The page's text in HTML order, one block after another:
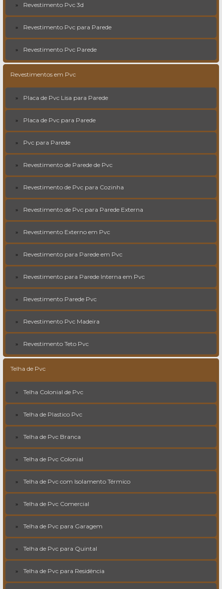
Revestimento Pvc 3d
Revestimento Pvc para Parede
Revestimento Pvc Parede
Revestimentos em Pvc
Placa de Pvc Lisa para Parede
Placa de Pvc para Parede
Pvc para Parede
Revestimento de Parede de Pvc
Revestimento de Pvc para Cozinha
Revestimento de Pvc para Parede Externa
Revestimento Externo em Pvc
Revestimento para Parede em Pvc
Revestimento para Parede Interna em Pvc
Revestimento Parede Pvc
Revestimento Pvc Madeira
Revestimento Teto Pvc
Telha de Pvc
Telha Colonial de Pvc
Telha de Plastico Pvc
Telha de Pvc Branca
Telha de Pvc Colonial
Telha de Pvc com Isolamento Térmico
Telha de Pvc Comercial
Telha de Pvc para Garagem
Telha de Pvc para Quintal
Telha de Pvc para Residência